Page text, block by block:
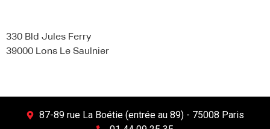
330 Bld Jules Ferry
39000 Lons Le Saulnier
87-89 rue La Boétie (entrée au 89) - 75008 Paris